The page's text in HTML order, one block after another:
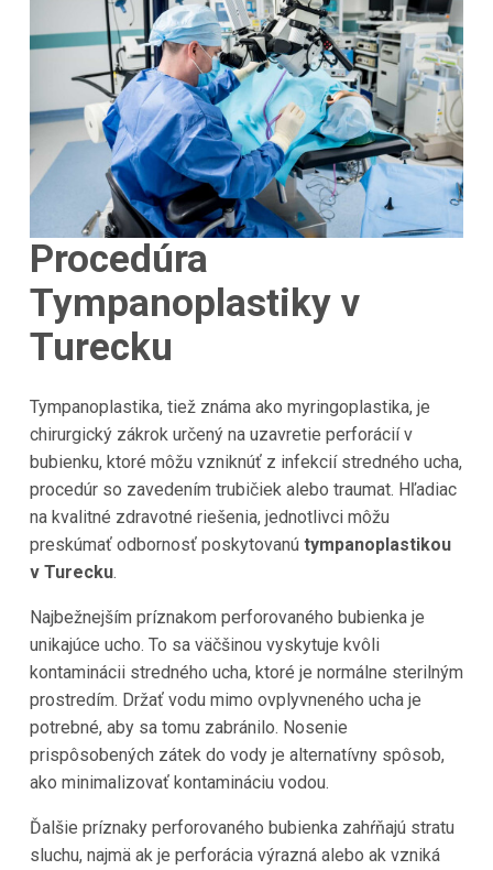
Procedúra
Tympanoplastiky v
Turecku
Tympanoplastika, tiež známa ako myringoplastika, je
chirurgický zákrok určený na uzavretie perforácií v
bubienku, ktoré môžu vzniknúť z infekcií stredného ucha,
procedúr so zavedením trubičiek alebo traumat. Hľadiac
na kvalitné zdravotné riešenia, jednotlivci môžu
preskúmať odbornosť poskytovanú tympanoplastikou
v Turecku.
Najbežnejším príznakom perforovaného bubienka je
unikajúce ucho. To sa väčšinou vyskytuje kvôli
kontaminácii stredného ucha, ktoré je normálne sterilným
prostredím. Držať vodu mimo ovplyvneného ucha je
potrebné, aby sa tomu zabránilo. Nosenie
prispôsobených zátek do vody je alternatívny spôsob,
ako minimalizovať kontamináciu vodou.
Ďalšie príznaky perforovaného bubienka zahŕňajú stratu
sluchu, najmä ak je perforácia výrazná alebo ak vzniká